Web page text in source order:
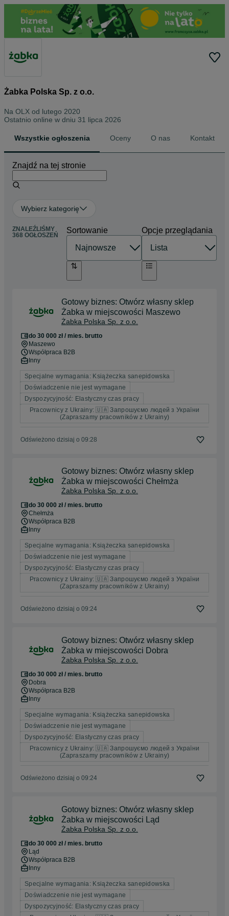
Żabka Polska Sp. z o.o.
Na OLX od lutego 2020
Ostatnio online w dniu 31 lipca 2026
Wszystkie ogłoszenia Oceny O nas Kontakt
Znajdź na tej stronie
Wybierz kategorię
ZNALEŹLIŚMY
368 OGŁOSZEŃ
Sortowanie Opcje przeglądania
Gotowy biznes: Otwórz własny sklep
Żabka w miejscowości Maszewo
Żabka Polska Sp. z o.o.
do 30 000 zł / mies. brutto
Maszewo
Współpraca B2B
Inny
Specjalne wymagania: Książeczka sanepidowska
Doświadczenie nie jest wymagane
Dyspozycyjność: Elastyczny czas pracy
Pracownicy z Ukrainy: 🇺🇦 Запрошуємо людей з України
(Zapraszamy pracowników z Ukrainy)
Odświeżono dzisiaj o 09:28
Gotowy biznes: Otwórz własny sklep
Żabka w miejscowości Chełmża
Żabka Polska Sp. z o.o.
do 30 000 zł / mies. brutto
Chełmża
Współpraca B2B
Inny
Specjalne wymagania: Książeczka sanepidowska
Doświadczenie nie jest wymagane
Dyspozycyjność: Elastyczny czas pracy
Pracownicy z Ukrainy: 🇺🇦 Запрошуємо людей з України
(Zapraszamy pracowników z Ukrainy)
Odświeżono dzisiaj o 09:24
Gotowy biznes: Otwórz własny sklep
Żabka w miejscowości Dobra
Żabka Polska Sp. z o.o.
do 30 000 zł / mies. brutto
Dobra
Współpraca B2B
Inny
Specjalne wymagania: Książeczka sanepidowska
Doświadczenie nie jest wymagane
Dyspozycyjność: Elastyczny czas pracy
Pracownicy z Ukrainy: 🇺🇦 Запрошуємо людей з України
(Zapraszamy pracowników z Ukrainy)
Odświeżono dzisiaj o 09:24
Gotowy biznes: Otwórz własny sklep
Żabka w miejscowości Ląd
Żabka Polska Sp. z o.o.
do 30 000 zł / mies. brutto
Ląd
Współpraca B2B
Inny
Specjalne wymagania: Książeczka sanepidowska
Doświadczenie nie jest wymagane
Dyspozycyjność: Elastyczny czas pracy